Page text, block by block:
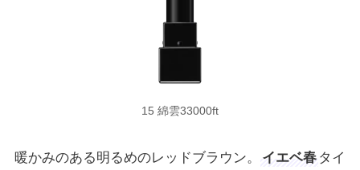
15 綿雲33000ft
暖かみのある明るめのレッドブラウン。 イエベ春 タイ